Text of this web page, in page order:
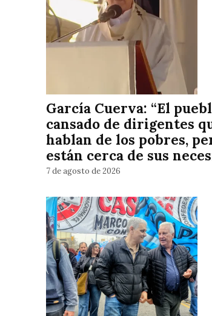
García Cuerva: “El
cansado de dirigentes
hablan de los pobres,
están cerca de sus
7 de agosto de 2026